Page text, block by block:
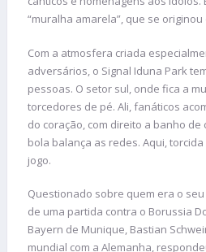
“muralha amarela”, que se originou
Com a atmosfera criada
adversários, o Signal Iduna Park
pessoas. O setor sul, onde fica a
torcedores de pé. Ali, fanáticos
do coração, com direito a banho de
bola balança as redes. Aqui,
jogo.
Questionado sobre quem era o
de uma partida contra o Borussia
Bayern de Munique, Bastian
mundial com a Alemanha,